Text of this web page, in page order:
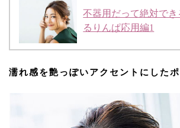
不器用だって絶対でき
るりんぱ応用編1
濡れ感を艶っぽいアクセントにした